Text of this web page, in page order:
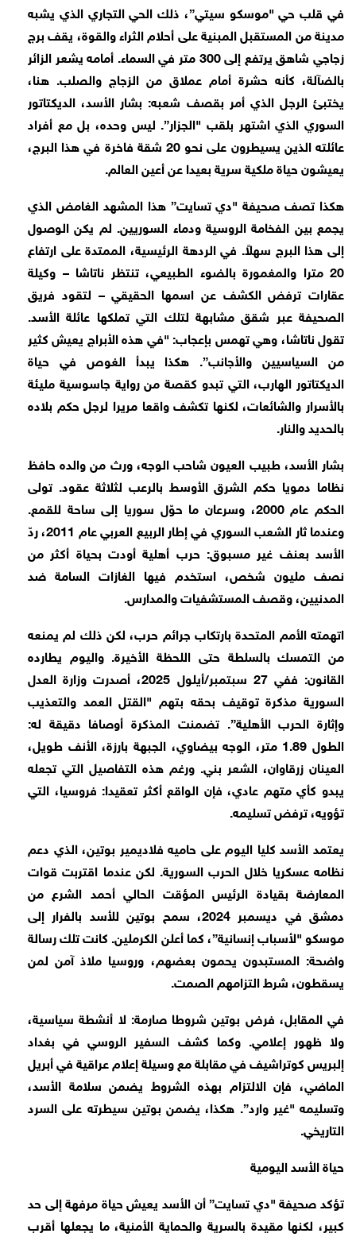
في قلب حي "موسكو سيتي”، ذلك الحي التجاري الذي يشبه
مدينة من المستقبل المبنية على أحلام الثراء والقوة، يقف برج
زجاجي شاهق يرتفع إلى 300 متر في السماء. أمامه يشعر الزائر
بالضآلة، كأنه حشرة أمام عملاق من الزجاج والصلب. هنا،
يختبئ الرجل الذي أمر بقصف شعبه: بشار الأسد، الديكتاتور
السوري الذي اشتهر بلقب "الجزار”. ليس وحده، بل مع أفراد
عائلته الذين يسيطرون على نحو 20 شقة فاخرة في هذا البرج،
يعيشون حياة ملكية سرية بعيدا عن أعين العالم.
هكذا تصف صحيفة "دي تسايت” هذا المشهد الغامض الذي
يجمع بين الفخامة الروسية ودماء السوريين. لم يكن الوصول
إلى هذا البرج سهلاً. في الردهة الرئيسية، الممتدة على ارتفاع
20 مترا والمغمورة بالضوء الطبيعي، تنتظر ناتاشا – وكيلة
عقارات ترفض الكشف عن اسمها الحقيقي – لتقود فريق
الصحيفة عبر شقق مشابهة لتلك التي تملكها عائلة الأسد.
تقول ناتاشا، وهي تهمس بإعجاب: "في هذه الأبراج يعيش كثير
من السياسيين والأجانب”. هكذا يبدأ الغوص في حياة
الديكتاتور الهارب، التي تبدو كقصة من رواية جاسوسية مليئة
بالأسرار والشائعات، لكنها تكشف واقعا مريرا لرجل حكم بلاده
بالحديد والنار.
بشار الأسد، طبيب العيون شاحب الوجه، ورث من والده حافظ
نظاما دمويا حكم الشرق الأوسط بالرعب لثلاثة عقود. تولى
الحكم عام 2000، وسرعان ما حوّل سوريا إلى ساحة للقمع.
وعندما ثار الشعب السوري في إطار الربيع العربي عام 2011، ردّ
الأسد بعنف غير مسبوق: حرب أهلية أودت بحياة أكثر من
نصف مليون شخص، استخدم فيها الغازات السامة ضد
المدنيين، وقصف المستشفيات والمدارس.
اتهمته الأمم المتحدة بارتكاب جرائم حرب، لكن ذلك لم يمنعه
من التمسك بالسلطة حتى اللحظة الأخيرة. واليوم يطارده
القانون: ففي 27 سبتمبر/أيلول 2025، أصدرت وزارة العدل
السورية مذكرة توقيف بحقه بتهم "القتل العمد والتعذيب
وإثارة الحرب الأهلية”. تضمنت المذكرة أوصافا دقيقة له:
الطول 1.89 متر، الوجه بيضاوي، الجبهة بارزة، الأنف طويل،
العينان زرقاوان، الشعر بني. ورغم هذه التفاصيل التي تجعله
يبدو كأي متهم عادي، فإن الواقع أكثر تعقيدا: فروسيا، التي
تؤويه، ترفض تسليمه.
يعتمد الأسد كليا اليوم على حاميه فلاديمير بوتين، الذي دعم
نظامه عسكريا خلال الحرب السورية. لكن عندما اقتربت قوات
المعارضة بقيادة الرئيس المؤقت الحالي أحمد الشرع من
دمشق في ديسمبر 2024، سمح بوتين للأسد بالفرار إلى
موسكو "لأسباب إنسانية”، كما أعلن الكرملين. كانت تلك رسالة
واضحة: المستبدون يحمون بعضهم، وروسيا ملاذ آمن لمن
يسقطون، شرط التزامهم الصمت.
في المقابل، فرض بوتين شروطا صارمة: لا أنشطة سياسية،
ولا ظهور إعلامي. وكما كشف السفير الروسي في بغداد
إلبريس كوتراشيف في مقابلة مع وسيلة إعلام عراقية في أبريل
الماضي، فإن الالتزام بهذه الشروط يضمن سلامة الأسد،
وتسليمه "غير وارد”. هكذا، يضمن بوتين سيطرته على السرد
التاريخي.
حياة الأسد اليومية
تؤكد صحيفة "دي تسايت” أن الأسد يعيش حياة مرفهة إلى حد
كبير، لكنها مقيدة بالسرية والحماية الأمنية، ما يجعلها أقرب